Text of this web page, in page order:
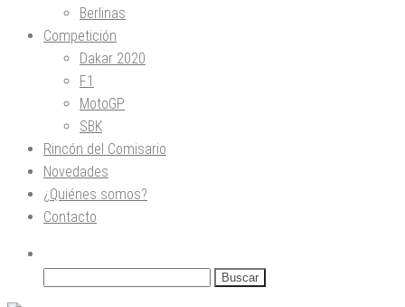
Berlinas
Competición
Dakar 2020
F1
MotoGP
SBK
Rincón del Comisario
Novedades
¿Quiénes somos?
Contacto